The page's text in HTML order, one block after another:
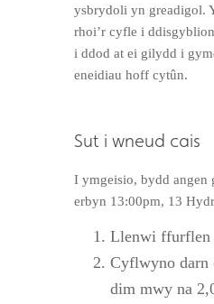
ysbrydoli yn greadigol.
rhoi’r cyfle i
i ddod at ei gilydd i
eneidiau hoff cytûn.
Sut i wneud cais
I ymgeisio, bydd angen
erbyn 13:00pm, 13
Llenwi ffurflen
Cyflwyno darn
dim mwy na